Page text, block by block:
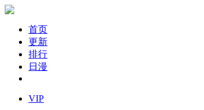
首页
更新
排行
日漫
VIP